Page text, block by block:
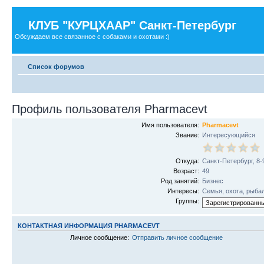
КЛУБ "КУРЦХААР" Санкт-Петербург
Обсуждаем все связанное с собаками и охотами :)
Список форумов
Профиль пользователя Pharmacevt
Имя пользователя: Pharmacevt
Звание: Интересующийся
Откуда: Санкт-Петербург,
Возраст: 49
Род занятий: Бизнес
Интересы: Семья, охота,
Группы:
КОНТАКТНАЯ ИНФОРМАЦИЯ PHARMACEVT
Личное сообщение: Отправить личное сообщение